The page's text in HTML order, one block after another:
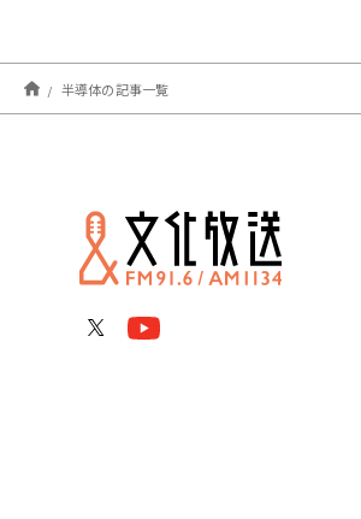
半導体の記事一覧